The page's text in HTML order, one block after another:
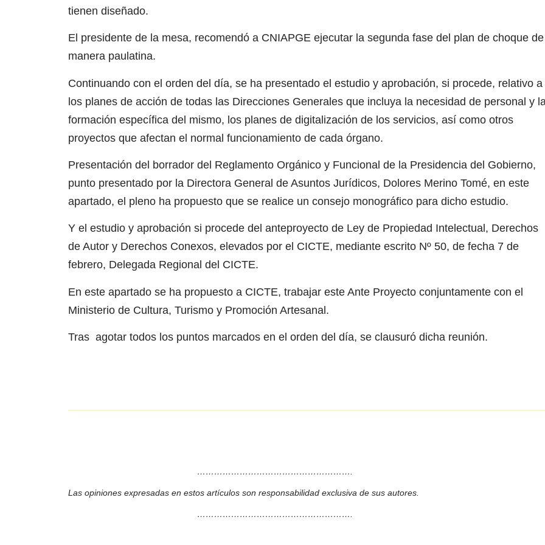
tienen diseñado.
El presidente de la mesa, recomendó a CNIAPGE ejecutar la segunda fase del plan de choque de
manera paulatina.
Continuando con el orden del día, se ha presentado el estudio y aprobación, si procede, relativo a
los planes de acción de todas las Direcciones Generales que incluya la necesidad de personal y
formación específica del mismo, los planes de digitalización de los servicios, así como otros
proyectos que afectan el normal funcionamiento de cada órgano.
Presentación del borrador del Reglamento Orgánico y Funcional de la Presidencia del Gobierno,
punto presentado por la Directora General de Asuntos Jurídicos, Dolores Merino Tomé, en este
apartado, el pleno ha propuesto que se realice un consejo monográfico para dicho estudio.
Y el estudio y aprobación si procede del anteproyecto de Ley de Propiedad Intelectual, Derechos
de Autor y Derechos Conexos, elevados por el CICTE, mediante escrito Nº 50, de fecha 7 de
febrero, Delegada Regional del CICTE.
En este apartado se ha propuesto a CICTE, trabajar este Ante Proyecto conjuntamente con el
Ministerio de Cultura, Turismo y Promoción Artesanal.
Tras agotar todos los puntos marcados en el orden del día, se clausuró dicha reunión.
……………………………………………….
Las opiniones expresadas en estos artículos son responsabilidad exclusiva de sus autores.
……………………………………………….